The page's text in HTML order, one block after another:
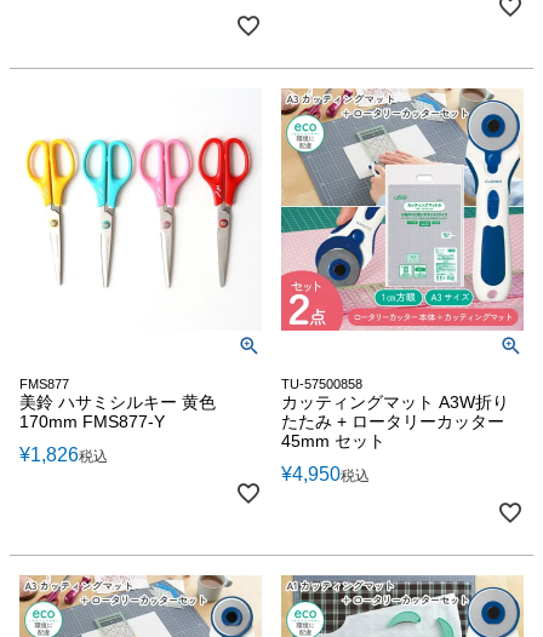
FMS877
美鈴 ハサミシルキー 黄色
170mm FMS877-Y
¥1,826税込
TU-57500858
カッティングマット A3W折り
たたみ + ロータリーカッター
45mm セット
¥4,950税込